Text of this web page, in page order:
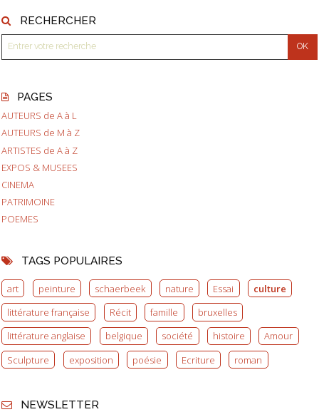
RECHERCHER
PAGES
AUTEURS de A à L
AUTEURS de M à Z
ARTISTES de A à Z
EXPOS & MUSEES
CINEMA
PATRIMOINE
POEMES
TAGS POPULAIRES
art peinture schaerbeek nature Essai
culture
littérature française
Récit famille
bruxelles
littérature anglaise
belgique société histoire
Amour
Sculpture
exposition poésie Ecriture roman
NEWSLETTER